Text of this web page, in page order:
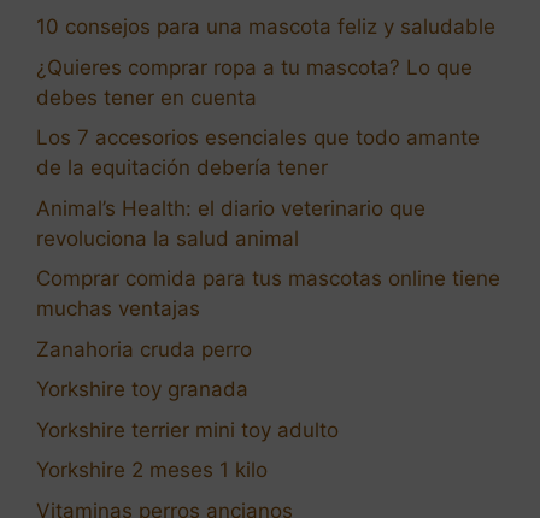
10 consejos para una mascota feliz y saludable
¿Quieres comprar ropa a tu mascota? Lo que
debes tener en cuenta
Los 7 accesorios esenciales que todo amante
de la equitación debería tener
Animal’s Health: el diario veterinario que
revoluciona la salud animal
Comprar comida para tus mascotas online tiene
muchas ventajas
Zanahoria cruda perro
Yorkshire toy granada
Yorkshire terrier mini toy adulto
Yorkshire 2 meses 1 kilo
Vitaminas perros ancianos